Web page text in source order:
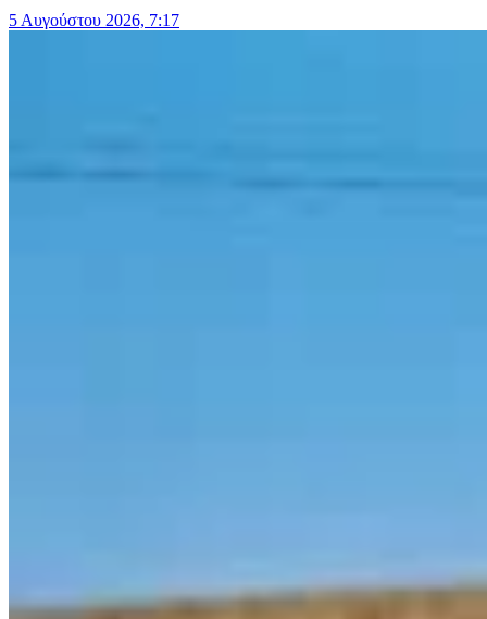
5 Αυγούστου 2026, 7:17